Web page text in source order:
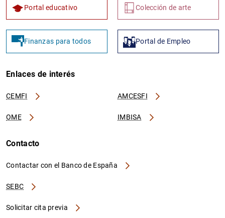
Portal educativo Colección de arte
Finanzas para todos Portal de Empleo
Enlaces de interés
CEMFI AMCESFI
OME IMBISA
Contacto
Contactar con el Banco de España
SEBC
Solicitar cita previa